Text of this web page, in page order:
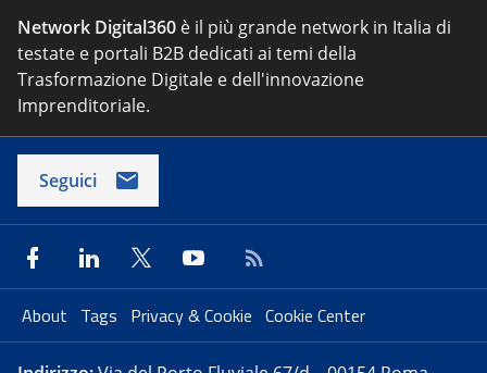
Network Digital360 è il più grande network in Italia di
testate e portali B2B dedicati ai temi della
Trasformazione Digitale e dell'innovazione
Imprenditoriale.
Seguici
About Tags Privacy & Cookie Cookie Center